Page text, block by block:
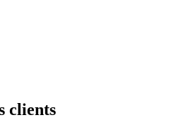
clients